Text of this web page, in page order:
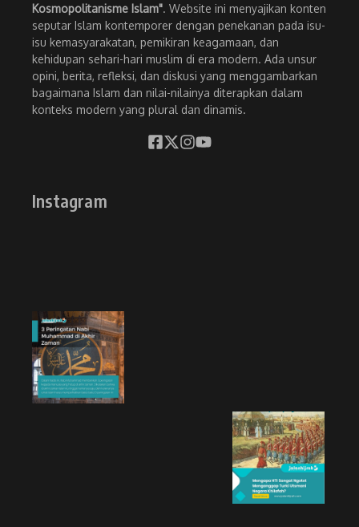
Kosmopolitanisme Islam". Website ini menyajikan konten
seputar Islam kontemporer dengan penekanan pada isu-
isu kemasyarakatan, pemikiran keagamaan, dan
kehidupan sehari-hari muslim di era modern. Ada unsur
opini, berita, refleksi, dan diskusi yang menggambarkan
bagaimana Islam dan nilai-nilainya diterapkan dalam
konteks modern yang plural dan dinamis.
Instagram